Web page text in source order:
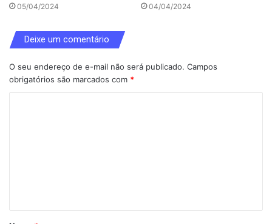
05/04/2024 04/04/2024
Deixe um comentário
O seu endereço de e-mail não será publicado. Campos
obrigatórios são marcados com *
á